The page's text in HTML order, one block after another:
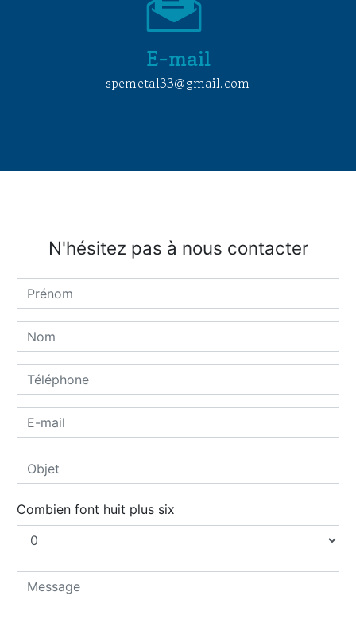
E-mail
spemetal33@gmail.com
N'hésitez pas à nous contacter
Combien font huit plus six